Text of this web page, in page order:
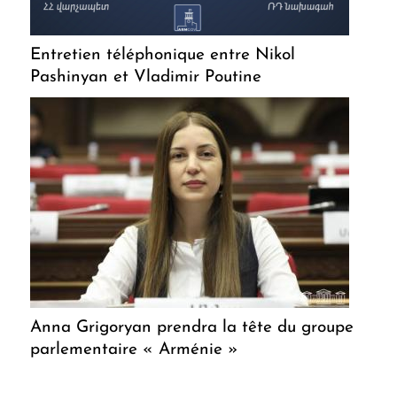
Entretien téléphonique entre Nikol
Pashinyan et Vladimir Poutine
Anna Grigoryan prendra la tête du groupe
parlementaire « Arménie »